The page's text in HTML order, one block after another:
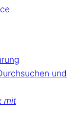
und
mit